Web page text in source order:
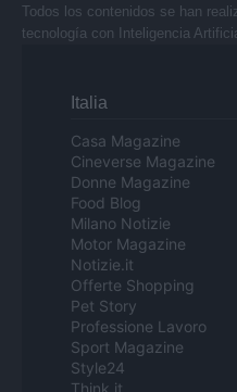
Todos los contenidos se han
tecnología con Inteligencia
Italia
Casa Magazine
Cineverse Magazine
Donne Magazine
Food Blog
Milano Notizie
Motor Magazine
Notizie.it
Offerte Shopping
Pet Story
Professione Lavoro
Sport Magazine
Style24